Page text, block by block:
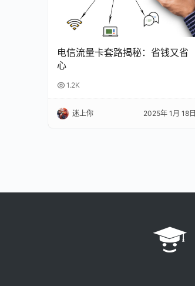
电信流量卡套路揭秘：省钱又省
心
1.2K
迷上你 2025年 1月 18日